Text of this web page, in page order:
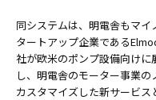
同システムは、明電舎もマ
タートアップ企業である
社が欧米のポンプ設備向け
し、明電舎のモーター事業
カスタマイズした新サービス